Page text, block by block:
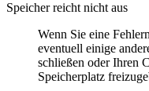
Speicher reicht nicht aus
Wenn Sie eine
eventuell einige
schließen oder Ihren
Speicherplatz